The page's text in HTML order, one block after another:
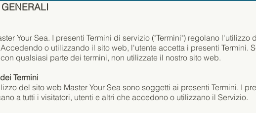
Your Sea. I presenti Termini di servizio ("Termini") regolano l'utilizzo
o utilizzando il sito web, l'utente accetta i presenti Termini.
qualsiasi parte dei termini, non utilizzate il nostro sito web.
Termini
del sito web Master Your Sea sono soggetti ai presenti Termini. I
a tutti i visitatori, utenti e altri che accedono o utilizzano il Servizio.